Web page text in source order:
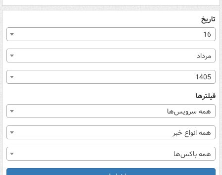
تاریخ
16
مرداد
1405
فیلترها
همه سرویس‌ها
همه انواع خبر
همه باکس‌ها